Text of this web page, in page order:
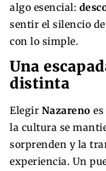
algo esencial:
sentir el silencio
con lo simple.
Una
distinta
Elegir Nazareno
la cultura se
sorprenden y la
experiencia. Un